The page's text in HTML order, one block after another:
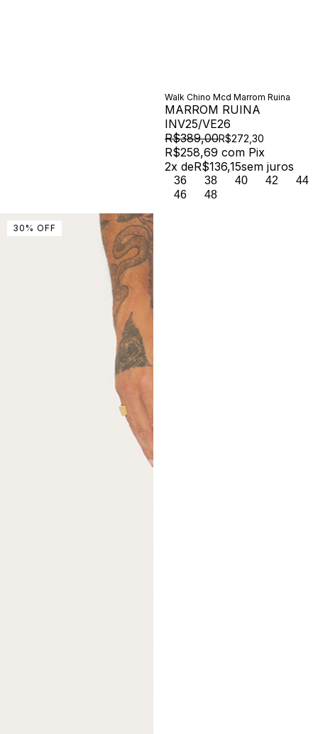
Walk Chino Mcd Marrom Ruina
MARROM RUINA
INV25/VE26
R$389,00R$272,30
R$258,69 com Pix
2x deR$136,15sem juros
36 38 40 42
44
46
48
30 % OFF